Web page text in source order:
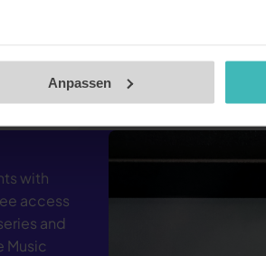
Anpassen
with
access
and
Music